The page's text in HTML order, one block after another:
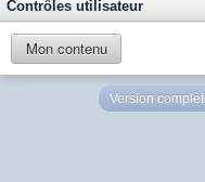
Contrôles utilisateur
Mon contenu
Version